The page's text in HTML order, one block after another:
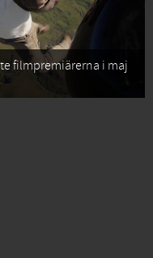
filmpremiärerna i maj